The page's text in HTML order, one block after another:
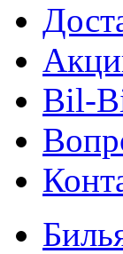
Bil-